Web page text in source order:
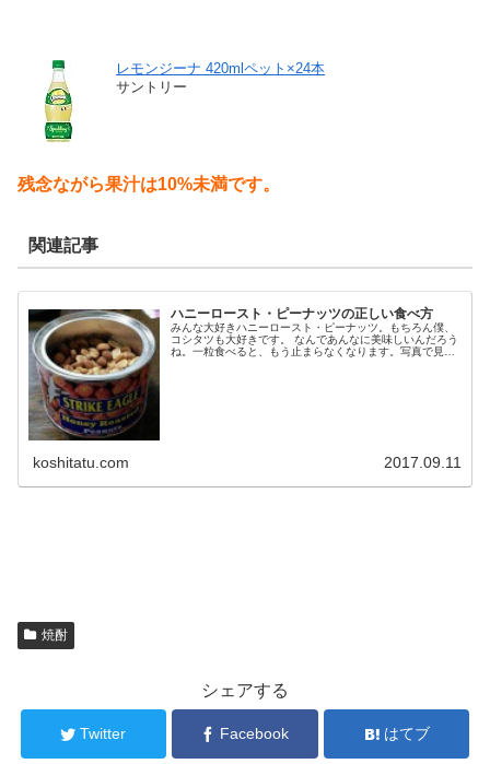
レモンジーナ 420mlペット×24本
サントリー
残念ながら果汁は10%未満です。
関連記事
ハニーロースト・ピーナッツの正しい食べ方
みんな大好きハニーロースト・ピーナッツ。もちろん僕、
コシタツも大好きです。 なんであんなに美味しいんだろう
ね。一粒食べると、もう止まらなくなります。写真で見る
koshitatu.com 2017.09.11
焼酎
シェアする
Twitter Facebook はてブ